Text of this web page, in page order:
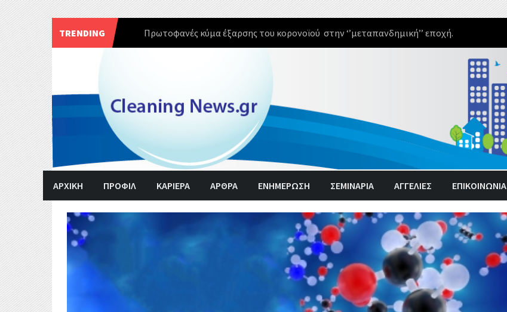
TRENDING
Πρωτοφανές κύμα έξαρσης του κορονοϊού στην ‘’μεταπανδημική’’ εποχή.
Skip
to
content
ΑΡΧΙΚΗ ΠΡΟΦΙΛ ΚΑΡΙΕΡΑ ΑΡΘΡΑ ΕΝΗΜΈΡΩΣΗ ΣΕΜΙΝΑΡΙΑ ΑΓΓΕΛΊΕΣ ΕΠΙΚΟΙΝΩΝΙΑ